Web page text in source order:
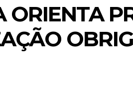
ORIENTA